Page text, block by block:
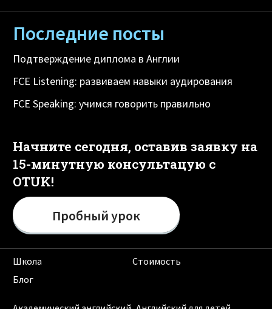
Последние посты
Подтверждение диплома в Англии
FCE Listening: развиваем навыки аудирования
FCE Speaking: учимся говорить правильно
Начните сегодня, оставив заявку на
15-минутную консультацую с
OTUK!
Пробный урок
Школа
Стоимость
Блог